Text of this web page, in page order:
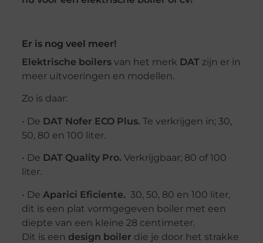
Er is nog veel meer!
Elektrische boilersvan het merk DATzijn er in
meer uitvoeringen en modellen.
Zo is daar:
• De DAT Nofer ECO Plus. Te verkrijgen in; 30,
50, 80 en 100 liter.
• De DAT Quality Pro. Verkrijgbaar; 80 of 100
liter.
• De Aparici Eficiente. 30, 50, 80 en 100 liter,
dit is een plat vormgegeven boiler met een
diepte van een kleine 28 centimeter.
Dit is een design boiler die je door het strakke